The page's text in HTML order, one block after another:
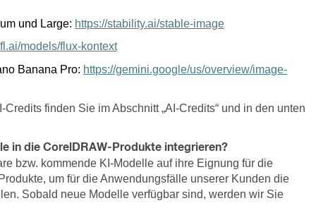
und Large: https://stability.ai/stable-image
models/flux-kontext
Banana Pro: https://gemini.google/us/overview/image-
finden Sie im Abschnitt „AI-Credits“ und in den unten
in die CorelDRAW-Produkte integrieren?
bzw. kommende KI-Modelle auf ihre Eignung für die
um für die Anwendungsfälle unserer Kunden die
Sobald neue Modelle verfügbar sind, werden wir Sie